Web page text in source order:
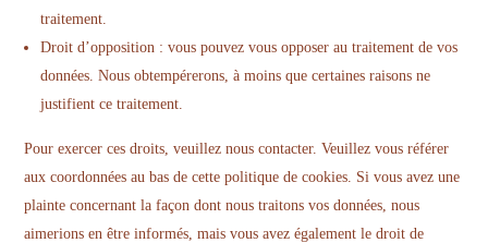
traitement.
Droit d’opposition : vous pouvez vous opposer au traitement de vos
données. Nous obtempérerons, à moins que certaines raisons ne
justifient ce traitement.
Pour exercer ces droits, veuillez nous contacter. Veuillez vous référer
aux coordonnées au bas de cette politique de cookies. Si vous avez une
plainte concernant la façon dont nous traitons vos données, nous
aimerions en être informés, mais vous avez également le droit de